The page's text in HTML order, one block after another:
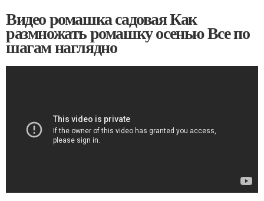
Видео ромашка садовая Как
размножать ромашку осенью Все по
шагам наглядно